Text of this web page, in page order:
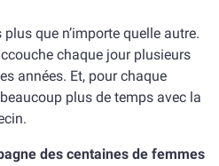
que n’importe quelle autre.
chaque jour plusieurs
années. Et, pour chaque
plus de temps avec la
des centaines de femmes